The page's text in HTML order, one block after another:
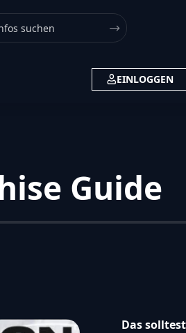
EINLOGGEN
Guide
Das